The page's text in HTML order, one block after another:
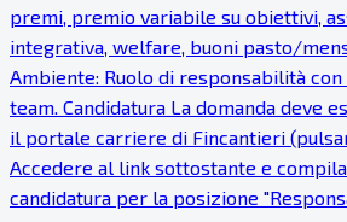
premi, premio variabile su obiettivi,
integrativa, welfare, buoni pasto/
Ambiente: Ruolo di responsabilità
team. Candidatura La domanda deve
il portale carriere di Fincantieri
Accedere al link sottostante e
candidatura per la posizione